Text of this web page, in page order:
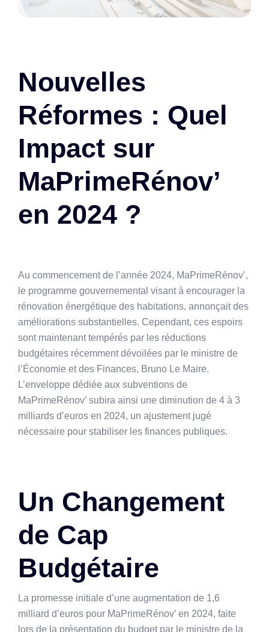
Nouvelles
Réformes : Quel
Impact sur
MaPrimeRénov’
en 2024 ?
Au commencement de l’année 2024, MaPrimeRénov’,
le programme gouvernemental visant à encourager la
rénovation énergétique des habitations, annonçait des
améliorations substantielles. Cependant, ces espoirs
sont maintenant tempérés par les réductions
budgétaires récemment dévoilées par le ministre de
l’Économie et des Finances, Bruno Le Maire.
L’enveloppe dédiée aux subventions de
MaPrimeRénov’ subira ainsi une diminution de 4 à 3
milliards d’euros en 2024, un ajustement jugé
nécessaire pour stabiliser les finances publiques.
Un Changement
de Cap
Budgétaire
La promesse initiale d’une augmentation de 1,6
milliard d’euros pour MaPrimeRénov’ en 2024, faite
lors de la présentation du budget par le ministre de la